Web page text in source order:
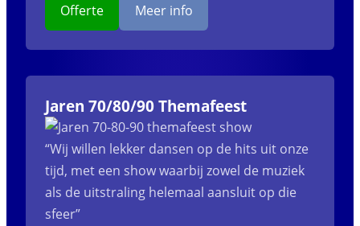
Offerte Meer info
Jaren 70/80/90 Themafeest
“Wij willen lekker dansen op de hits uit onze
tijd, met een show waarbij zowel de muziek
als de uitstraling helemaal aansluit op die
sfeer”